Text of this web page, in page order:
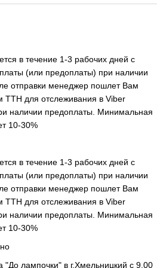
в течение 1-3 рабочих дней с
(или предоплаты) при наличии
отправки менеджер пошлет Вам
для отслеживания в Viber
наличии предоплаты. Минимальная
10-30%
в течение 1-3 рабочих дней с
(или предоплаты) при наличии
отправки менеджер пошлет Вам
для отслеживания в Viber
наличии предоплаты. Минимальная
10-30%
"До лампочки" в г.Хмельницкий с 9.00